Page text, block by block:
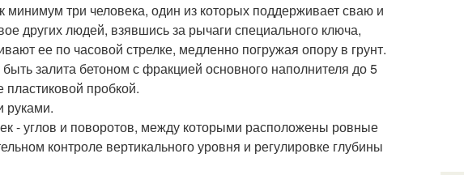
минимум три человека, один из которых поддерживает сваю и
других людей, взявшись за рычаги специального ключа,
ее по часовой стрелке, медленно погружая опору в грунт.
залита бетоном с фракцией основного наполнителя до 5
пластиковой пробкой.
руками.
- углов и поворотов, между которыми расположены ровные
контроле вертикального уровня и регулировке глубины